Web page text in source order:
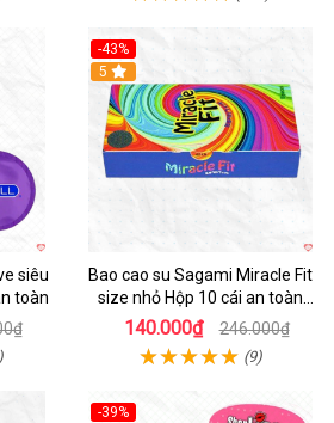
siêu
toàn
-43%
Hot
5
Bao cao su Sagami Miracle Fit
size nhỏ Hộp 10 cái an toàn
mềm mịn
140.000₫ 246.000₫
(9)
-39%